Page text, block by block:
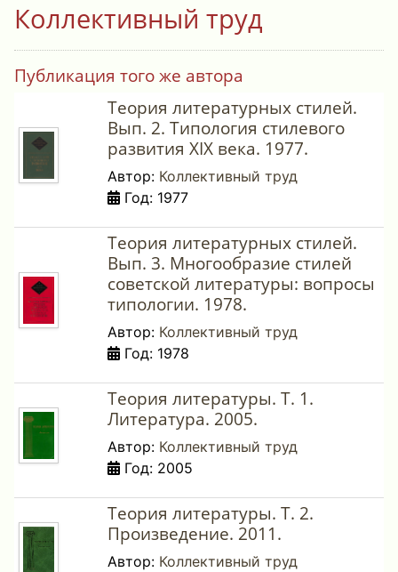
Коллективный труд
Публикация того же автора
Теория литературных стилей.
Вып. 2. Типология стилевого
развития XIX века. 1977.
Автор: Коллективный труд
Год: 1977
Теория литературных стилей.
Вып. 3. Многообразие стилей
советской литературы: вопросы
типологии. 1978.
Автор: Коллективный труд
Год: 1978
Теория литературы. Т. 1.
Литература. 2005.
Автор: Коллективный труд
Год: 2005
Теория литературы. Т. 2.
Произведение. 2011.
Автор: Коллективный труд